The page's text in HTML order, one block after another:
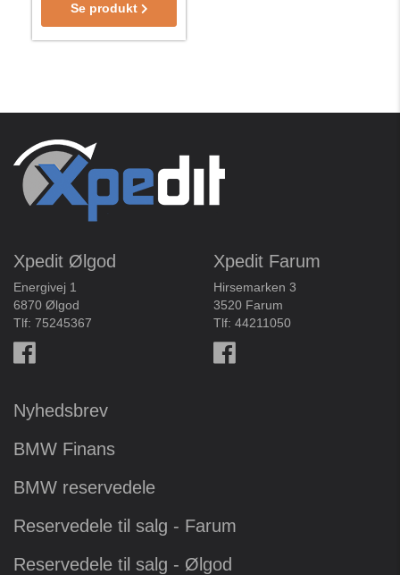
Se produkt
Xpedit Ølgod
Energivej 1
6870 Ølgod
Tlf: 75245367
Xpedit Farum
Hirsemarken 3
3520 Farum
Tlf: 44211050
Nyhedsbrev
BMW Finans
BMW reservedele
Reservedele til salg - Farum
Reservedele til salg - Ølgod